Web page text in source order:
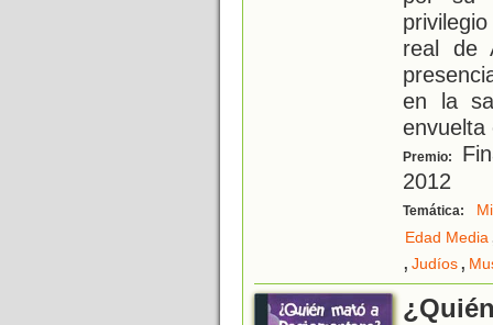
real de
en la
envuelta
Premio:
2012
Temática:
Edad Media
, Judíos,